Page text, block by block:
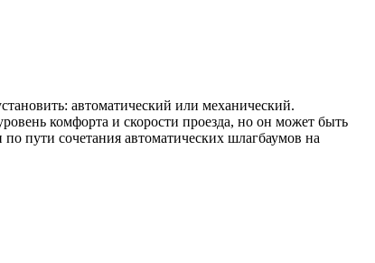
автоматический или механический.
комфорта и скорости проезда, но он может быть
пути сочетания автоматических шлагбаумов на